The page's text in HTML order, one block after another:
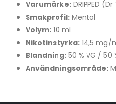
Varumärke:DRIPPED
Smakprofil:Mentol
Volym: 10 ml
Nikotinstyrka:14,5 mg/
Blandning:50 % VG / 50
Användningsområde: